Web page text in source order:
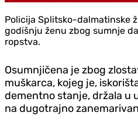
Policija Splitsko-dalmatinske
godišnju ženu zbog sumnje
ropstva.
Osumnjičena je zbog
muškarca, kojeg je,
dementno stanje, držala u
na dugotrajno